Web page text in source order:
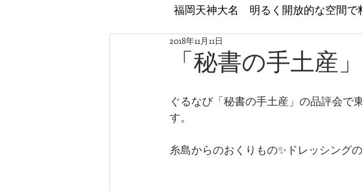
福岡天神大名 明るく開放的な空間で
「秘書の手土産
2018年11月11日
ぐるなび「秘書の手土産」の品評会で
す。
糸島からのおくりもの✨ドレッシング